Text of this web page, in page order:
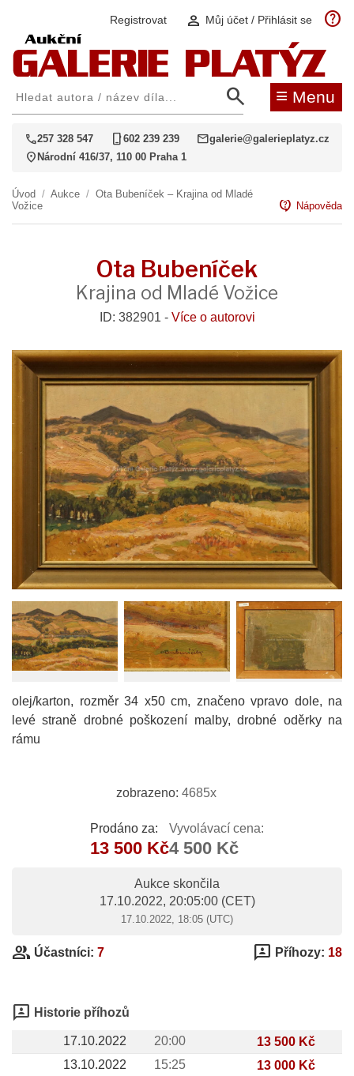
Registrovat person Můj účet / Přihlásit se help
search ≡ Menu
call257 328 547 phone_iphone602 239 239 mailgalerie@galerieplatyz.cz
location_on Národní 416/37, 110 00 Praha 1
Úvod / Aukce / Ota Bubeníček – Krajina od Mladé
Vožice
contact_support Nápověda
Ota Bubeníček
Krajina od Mladé Vožice
ID: 382901 - Více o autorovi
olej/karton, rozměr 34 x50 cm, značeno vpravo dole, na
levé straně drobné poškození malby, drobné oděrky na
rámu
zobrazeno: 4685x
Prodáno za:
13 500 Kč
Vyvolávací cena:
4 500 Kč
Aukce skončila
17.10.2022, 20:05:00(CET)
17.10.2022, 18:05 (UTC)
group Účastníci: 7 3p Příhozy: 18
3p Historie příhozů
17.10.2022 20:00
13 500 Kč
13.10.2022
15:25
13 000 Kč